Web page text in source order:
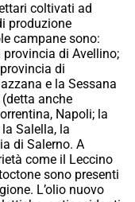
coltivati ad
produzione
campane sono:
provincia di Avellino;
di
e la Sessana
anche
Napoli; la
Salella, la
di Salerno. A
come il Leccino
sono presenti
L’olio nuovo